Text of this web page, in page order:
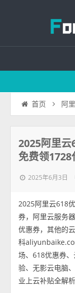
首页 阿
2025阿里云
免费领1728
2025年6月3日
2025阿里云618
券，阿里云服务
优惠券，其他的
科
场、618优惠券
验、无影云电脑
业上云补贴全解析